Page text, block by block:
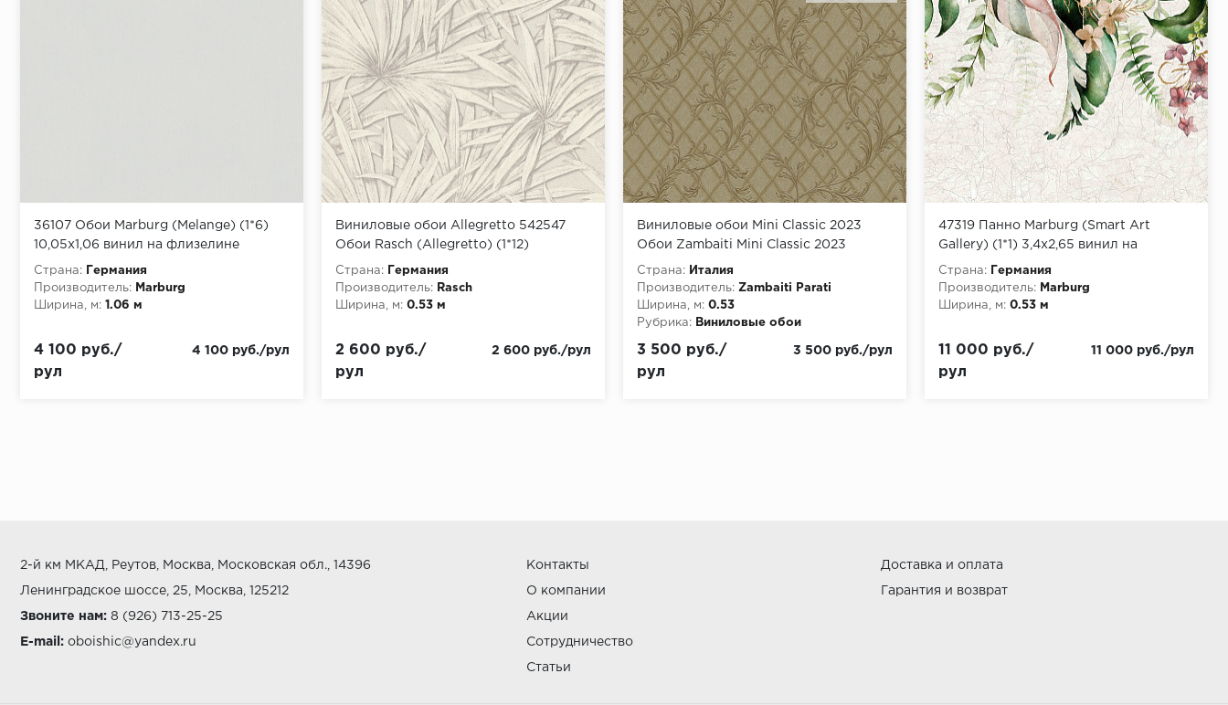
36107 Обои Marburg (Melange) (1*6)
10,05x1,06 винил на флизелине
Страна:
Германия
Производитель:
Marburg
Ширина, м:
1.06 м
4 100 руб./
рул
4 100 руб./рул
Виниловые обои Allegretto 542547
Обои Rasch (Allegretto) (1*12)
10,05x0,53 винил на флизелине
Страна:
Германия
Производитель:
Rasch
Ширина, м: 0.53 м
2 600 руб./
рул
2 600 руб./рул
Виниловые обои Mini Classic 2023
Обои Zambaiti Mini Classic 2023
M50512
Страна:
Италия
Производитель: Zambaiti Parati
Ширина, м: 0.53
Рубрика:
Виниловые обои
3 500 руб./
рул
3 500 руб./рул
47319 Панно Marburg (Smart Art
Gallery) (1*1) 3,4x2,65 винил на
флизелине
Страна:
Германия
Производитель:
Marburg
Ширина, м: 0.53 м
11 000 руб./
рул
11 000 руб./рул
2-й км МКАД, Реутов, Москва, Московская обл., 14396
Ленинградское шоссе, 25, Москва, 125212
Звоните нам: 8 (926) 713-25-25
E-mail: oboishic@yandex.ru
Контакты
О компании
Акции
Сотрудничество
Статьи
Доставка и оплата
Гарантия и возврат